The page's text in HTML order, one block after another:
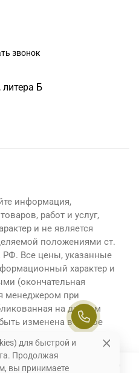
звонок
Б
информация,
работ и услуг,
и не является
положениями ст.
РФ. Все цены, указанные
характер и
(окончательная
менеджером при
на данном
изменена в любое
уведомления.
для быстрой и
Продолжая
вы принимаете